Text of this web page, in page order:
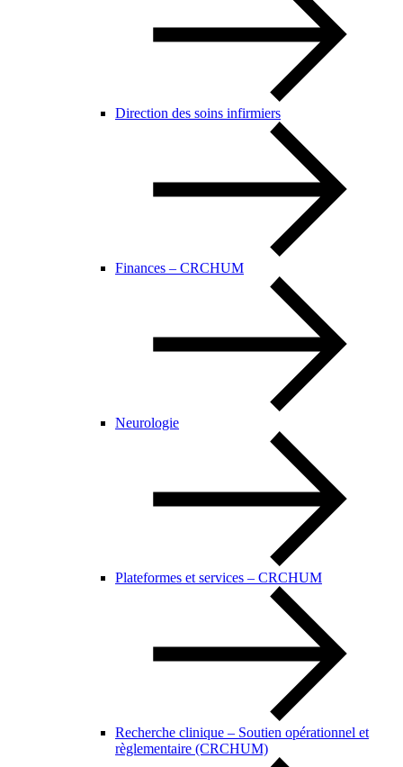
Direction des soins infirmiers
Finances – CRCHUM
Neurologie
Plateformes et services – CRCHUM
Recherche clinique – Soutien opérationnel et
règlementaire (CRCHUM)